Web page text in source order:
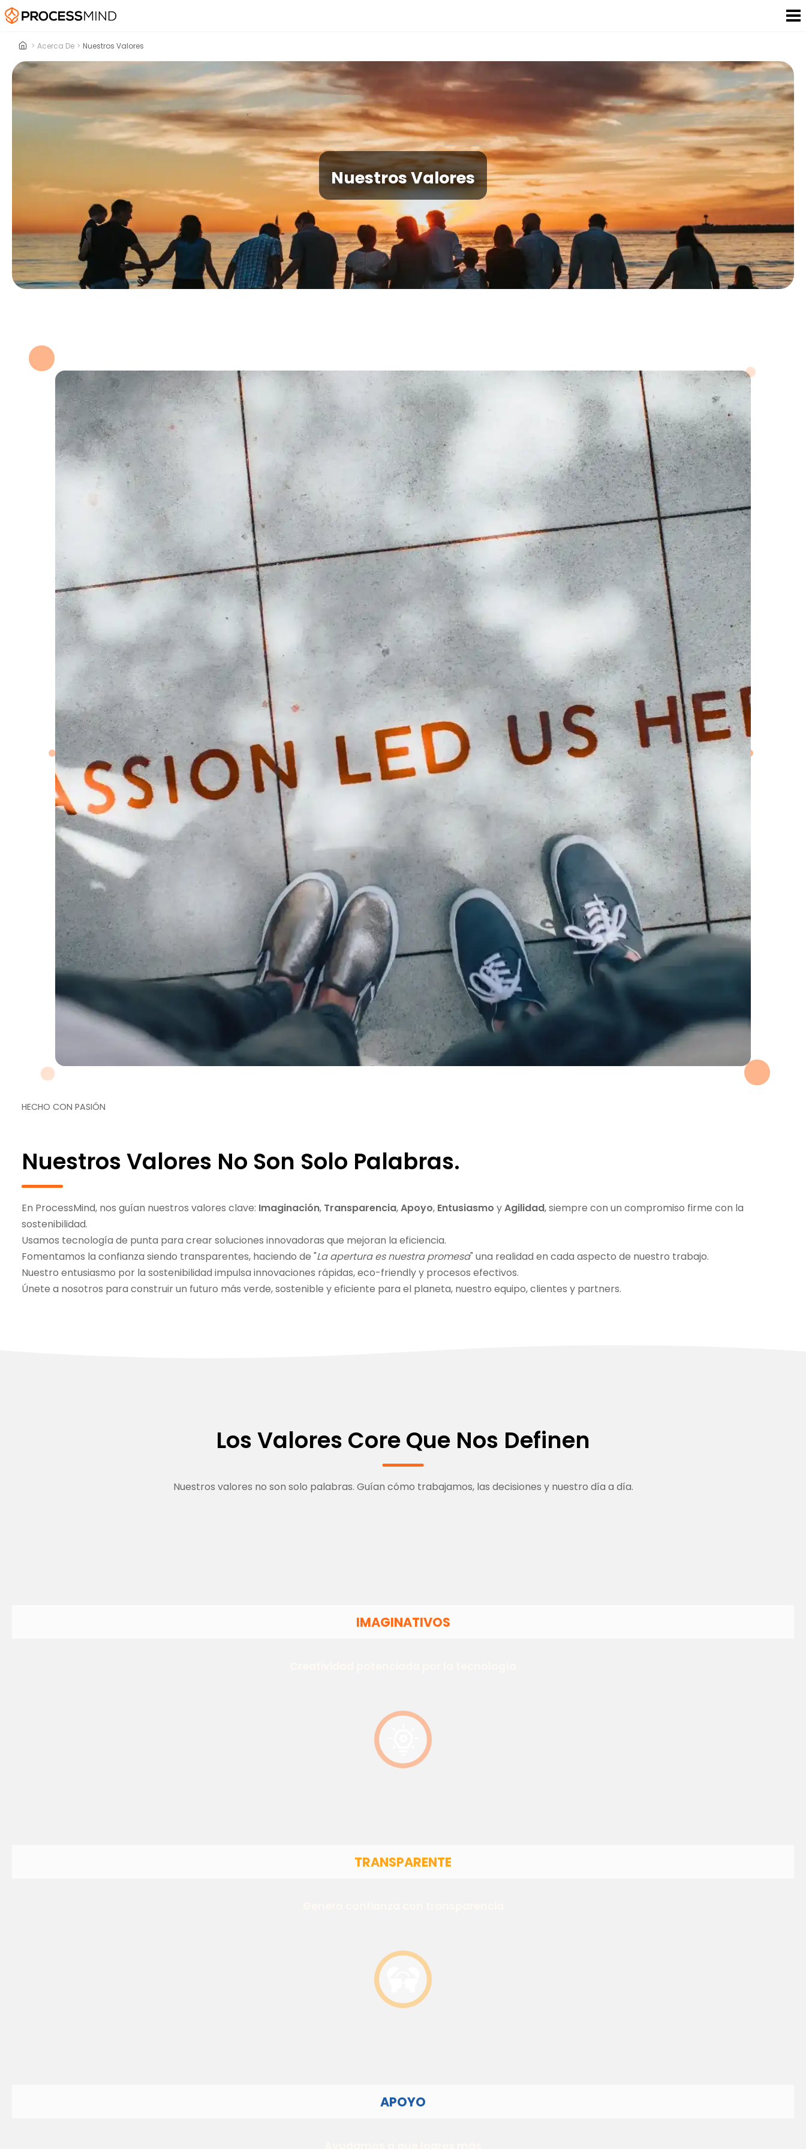
> Acerca De > Nuestros Valores
Nuestros Valores
HECHO CON PASIÓN
Nuestros Valores No Son Solo Palabras.
En ProcessMind, nos guían nuestros valores clave: Imaginación, Transparencia,Apoyo, Entusiasmo yAgilidad, siempre con un compromiso firme con la
sostenibilidad.
Usamos tecnología de punta para crear soluciones innovadoras que mejoran la eficiencia.
Fomentamos la confianza siendo transparentes, haciendo de "La apertura es nuestra promesa" una realidad en cada aspecto de nuestro trabajo.
Nuestro entusiasmo por la sostenibilidad impulsa innovaciones rápidas, eco-friendly y procesos efectivos.
Únete a nosotros para construir un futuro más verde, sostenible y eficiente para el planeta, nuestro equipo, clientes y partners.
Los Valores Core Que Nos Definen
Nuestros valores no son solo palabras. Guían cómo trabajamos, las decisiones y nuestro día a día.
IMAGINATIVOS
TRANSPARENTE
APOYO